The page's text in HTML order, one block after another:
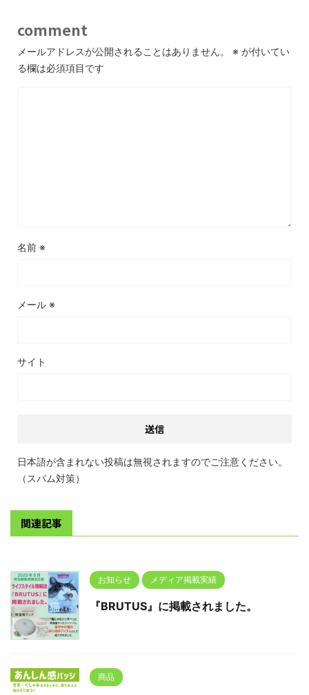
comment
メールアドレスが公開されることはありません。 ※ が付いてい
る欄は必須項目です
名前 ※
メール ※
サイト
日本語が含まれない投稿は無視されますのでご注意ください。
（スパム対策）
関連記事
お知らせ メディア掲載実績
『BRUTUS』に掲載されました。
商品